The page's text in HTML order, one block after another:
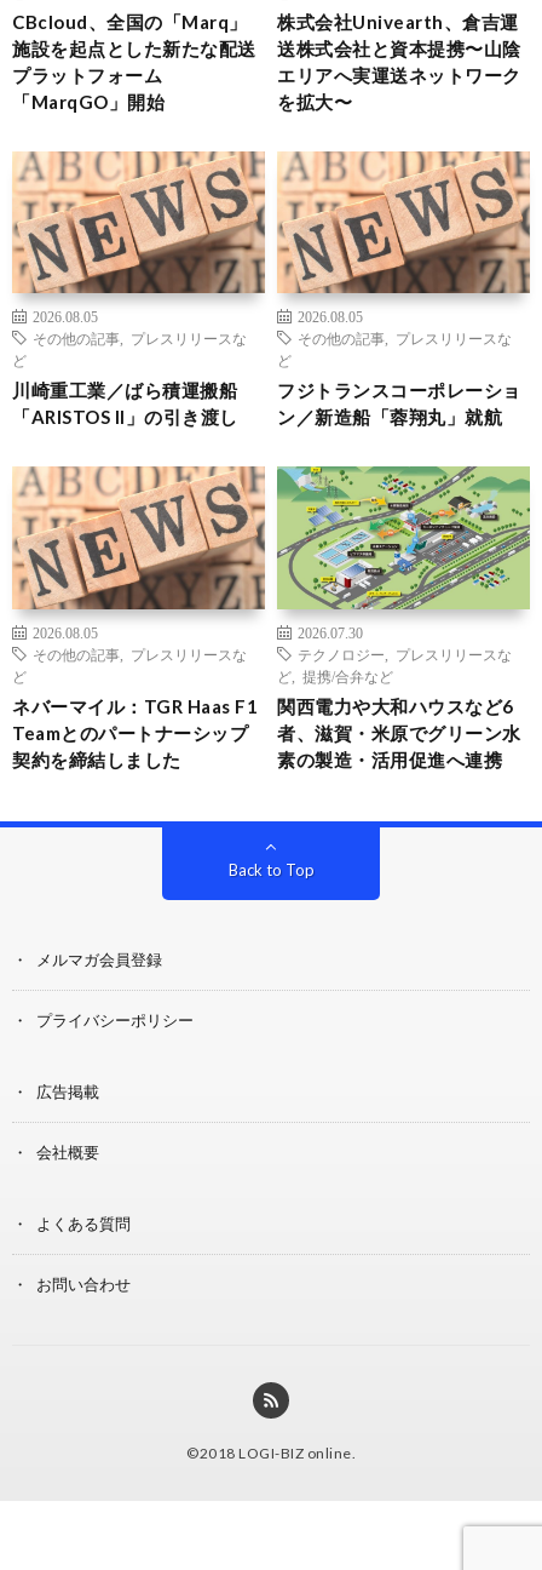
CBcloud、全国の「Marq」
施設を起点とした新たな配送
プラットフォーム
「MarqGO」開始
株式会社Univearth、倉吉運
送株式会社と資本提携〜山陰
エリアへ実運送ネットワーク
を拡大〜
2026.08.05
その他の記事
プレスリリースな
ど
川崎重工業／ばら積運搬船
「ARISTOS II」の引き渡し
2026.08.05
その他の記事
プレスリリースな
ど
フジトランスコーポレーショ
ン／新造船「蓉翔丸」就航
2026.08.05
その他の記事
プレスリリースな
ど
ネバーマイル：TGR Haas F1
Teamとのパートナーシップ
契約を締結しました
2026.07.30
テクノロジー
プレスリリースな
ど
提携/合弁など
関西電力や大和ハウスなど6
者、滋賀・米原でグリーン水
素の製造・活用促進へ連携
Back to Top
メルマガ会員登録
プライバシーポリシー
広告掲載
会社概要
よくある質問
お問い合わせ
©2018 LOGI-BIZ online